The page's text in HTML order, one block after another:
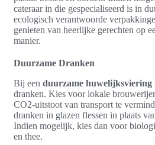
cateraar in die gespecialiseerd is in
ecologisch verantwoorde
genieten van heerlijke gerechten op
manier.
Duurzame Dranken
Bij een duurzame huwelijksviering
dranken. Kies voor lokale
CO2-uitstoot van transport te
dranken in glazen flessen in plaats
Indien mogelijk, kies dan voor
en thee.